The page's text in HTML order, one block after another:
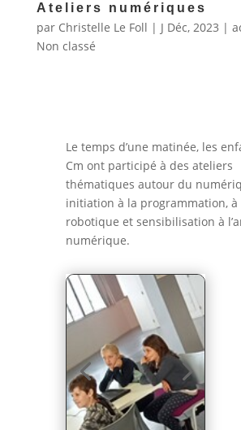
Ateliers numériques
par Christelle Le Foll | J Déc, 2023 |
Non classé
Le temps d’une matinée, les
Cm ont participé à des ateliers
thématiques autour du
initiation à la programmation, à
robotique et sensibilisation à
numérique.